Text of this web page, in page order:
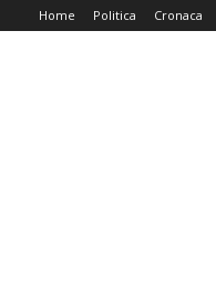
Home Politica Cronaca